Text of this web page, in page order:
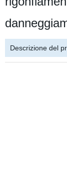
Descrizione del